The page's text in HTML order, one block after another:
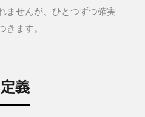
ませんが、ひとつずつ確実
きます。
義